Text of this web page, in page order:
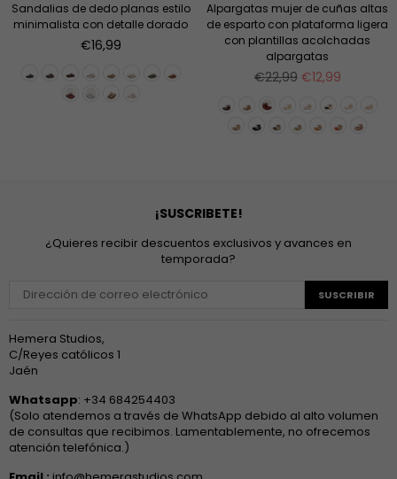
Sandalias de dedo planas estilo
minimalista con detalle dorado
Precio
€16,99
Alpargatas mujer de cuñas altas
de esparto con plataforma ligera
con plantillas acolchadas
alpargatas
Precio
€22,99 €12,99
¡SUSCRIBETE!
¿Quieres recibir descuentos exclusivos y avances en
temporada?
SUSCRIBIR
Hemera Studios,
C/Reyes católicos 1
Jaén
Whatsapp: +34 684254403
(Solo atendemos a través de WhatsApp debido al alto volumen
de consultas que recibimos. Lamentablemente, no ofrecemos
atención telefónica.)